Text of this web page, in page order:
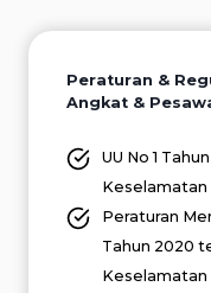
Peraturan &
Angkat &
UU No 1
Keselamatan
Peraturan
Tahun 2020